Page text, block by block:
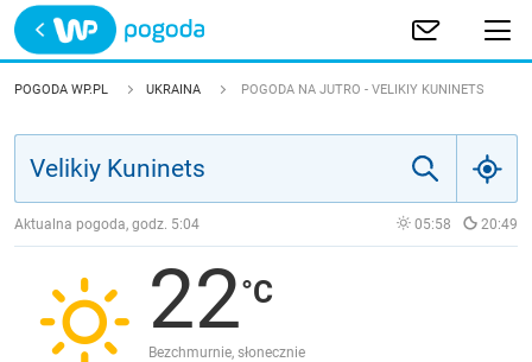
Trwa ładowanie
POLSKA
JAKOŚĆ POWIETRZA
POGODA WP.PL UKRAINA POGODA NA JUTRO - VELIKIY KUNINETS
Aktualna pogoda, godz. 5:04 05:58 20:49
22
Bezchmurnie, słonecznie